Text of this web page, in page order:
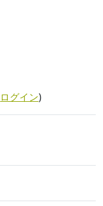
ログイン)